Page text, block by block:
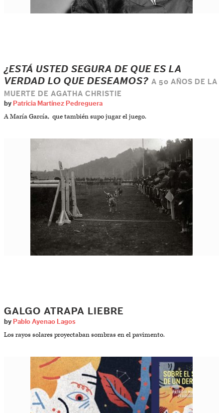
¿ESTÁ USTED SEGURA DE QUE ES LA
VERDAD LO QUE DESEAMOS? A 50 AÑOS DE LA
MUERTE DE AGATHA CHRISTIE
by Patricia Martínez Pedreguera
A María García, que también supo jugar el juego.
GALGO ATRAPA LIEBRE
by Pablo Ayenao Lagos
Los rayos solares proyectaban sombras en el pavimento.